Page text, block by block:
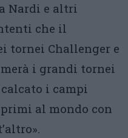
Nardi e altri
che il
tornei Challenger e
i grandi tornei
i campi
al mondo con